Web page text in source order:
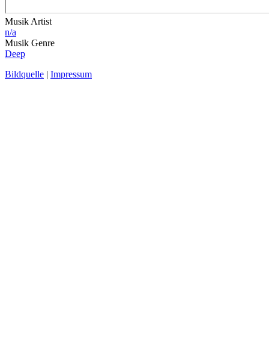
Musik Artist
n/a
Musik Genre
Deep
Bildquelle | Impressum